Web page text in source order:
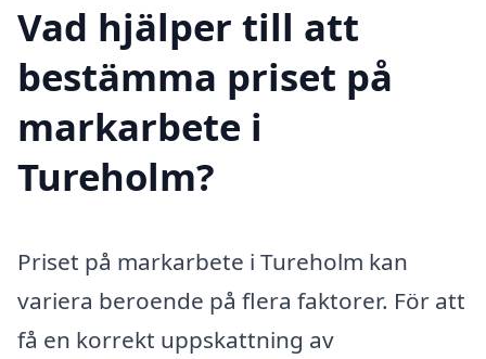
Vad hjälper till att
bestämma priset på
markarbete i
Tureholm?
Priset på markarbete i Tureholm kan
variera beroende på flera faktorer. För att
få en korrekt uppskattning av